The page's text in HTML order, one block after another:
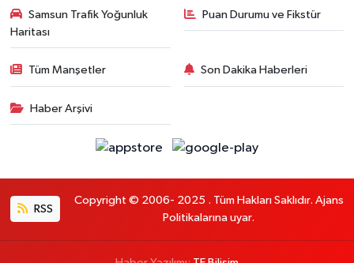
Samsun Trafik Yoğunluk
Haritası
Puan Durumu ve Fikstür
Tüm Manşetler Son Dakika Haberleri
Haber Arşivi
RSS
Copyright © 2006- 2025 . Tüm Hakları Saklıdır. Ajans
Politikalarına uyar.